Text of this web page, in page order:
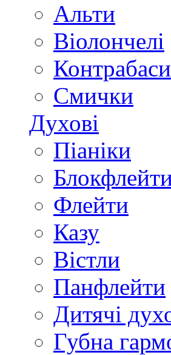
Альти
Віолончелі
Контрабаси
Смички
Духові
Піаніки
Флейти
Казу
Вістли
Панфлейти
Дитячі
Губна